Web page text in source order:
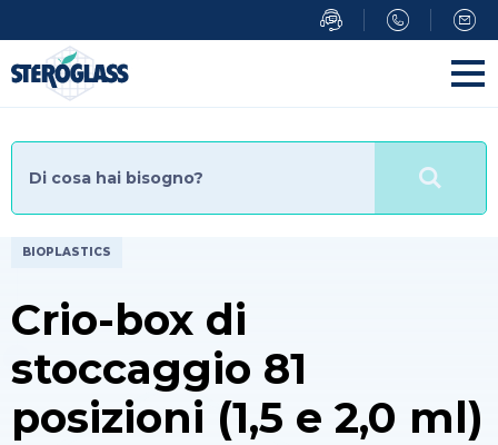
al
contenuto
principale
BIOPLASTICS
Crio-box di
stoccaggio 81
posizioni (1,5 e 2,0 ml)